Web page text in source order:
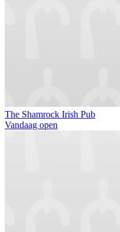
The Shamrock Irish Pub
Vandaag open